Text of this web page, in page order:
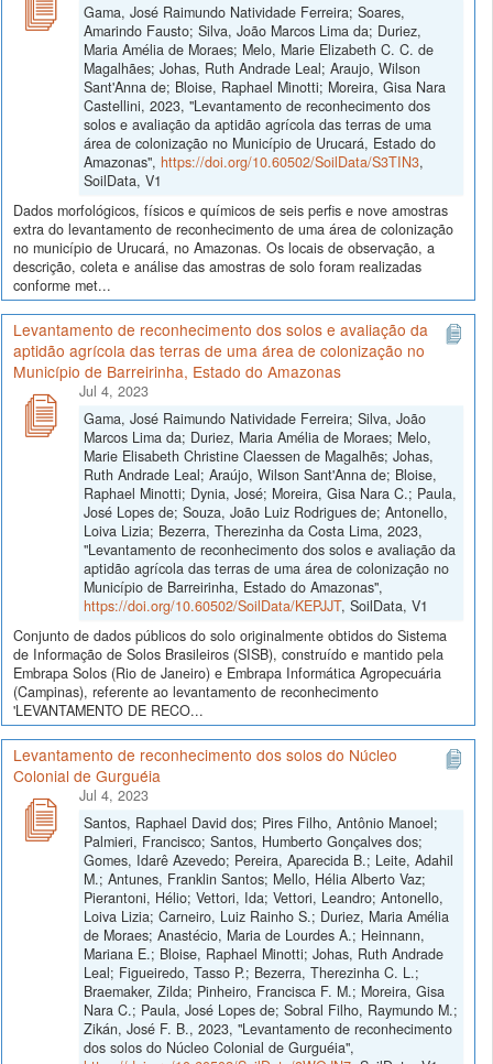
Gama, José Raimundo Natividade Ferreira; Soares,
Amarindo Fausto; Silva, João Marcos Lima da; Duriez,
Maria Amélia de Moraes; Melo, Marie Elizabeth C. C. de
Magalhães; Johas, Ruth Andrade Leal; Araujo, Wilson
Sant'Anna de; Bloise, Raphael Minotti; Moreira, Gisa Nara
Castellini, 2023, "Levantamento de reconhecimento dos
solos e avaliação da aptidão agrícola das terras de uma
área de colonização no Município de Urucará, Estado do
Amazonas", https://doi.org/10.60502/SoilData/S3TIN3,
SoilData, V1
Dados morfológicos, físicos e químicos de seis perfis e nove amostras
extra do levantamento de reconhecimento de uma área de colonização
no município de Urucará, no Amazonas. Os locais de observação, a
descrição, coleta e análise das amostras de solo foram realizadas
conforme met...
Levantamento de reconhecimento dos solos e avaliação da
aptidão agrícola das terras de uma área de colonização no
Município de Barreirinha, Estado do Amazonas
Jul 4, 2023
Gama, José Raimundo Natividade Ferreira; Silva, João
Marcos Lima da; Duriez, Maria Amélia de Moraes; Melo,
Marie Elisabeth Christine Claessen de Magalhẽs; Johas,
Ruth Andrade Leal; Araújo, Wilson Sant'Anna de; Bloise,
Raphael Minotti; Dynia, José; Moreira, Gisa Nara C.; Paula,
José Lopes de; Souza, João Luiz Rodrigues de; Antonello,
Loiva Lizia; Bezerra, Therezinha da Costa Lima, 2023,
"Levantamento de reconhecimento dos solos e avaliação da
aptidão agrícola das terras de uma área de colonização no
Município de Barreirinha, Estado do Amazonas",
https://doi.org/10.60502/SoilData/KEPJJT, SoilData, V1
Conjunto de dados públicos do solo originalmente obtidos do Sistema
de Informação de Solos Brasileiros (SISB), construído e mantido pela
Embrapa Solos (Rio de Janeiro) e Embrapa Informática Agropecuária
(Campinas), referente ao levantamento de reconhecimento
'LEVANTAMENTO DE RECO...
Levantamento de reconhecimento dos solos do Núcleo
Colonial de Gurguéia
Jul 4, 2023
Santos, Raphael David dos; Pires Filho, Antônio Manoel;
Palmieri, Francisco; Santos, Humberto Gonçalves dos;
Gomes, Idarê Azevedo; Pereira, Aparecida B.; Leite, Adahil
M.; Antunes, Franklin Santos; Mello, Hélia Alberto Vaz;
Pierantoni, Hélio; Vettori, Ida; Vettori, Leandro; Antonello,
Loiva Lizia; Carneiro, Luiz Rainho S.; Duriez, Maria Amélia
de Moraes; Anastécio, Maria de Lourdes A.; Heinnann,
Mariana E.; Bloise, Raphael Minotti; Johas, Ruth Andrade
Leal; Figueiredo, Tasso P.; Bezerra, Therezinha C. L.;
Braemaker, Zilda; Pinheiro, Francisca F. M.; Moreira, Gisa
Nara C.; Paula, José Lopes de; Sobral Filho, Raymundo M.;
Zikán, José F. B., 2023, "Levantamento de reconhecimento
dos solos do Núcleo Colonial de Gurguéia",